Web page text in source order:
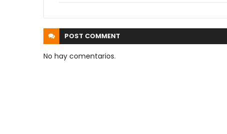
POST COMMENT
No hay comentarios.